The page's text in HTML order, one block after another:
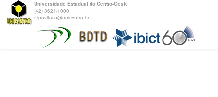
Universidade Estadual do Centro-Oeste
(42) 3621-1000
repositorio@unicentro.br